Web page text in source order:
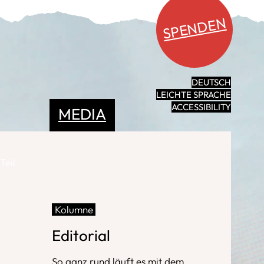
SPENDEN
DEUTSCH
LEICHTE SPRACHE
ACCESSIBILITY
MEDIA
Kolumne
Editorial
So ganz rund läuft es mit dem